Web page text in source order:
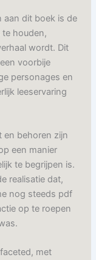
aan dit boek is de
houden,
wordt. Dit
voorbije
personages en
leeservaring
en behoren zijn
een manier
te begrijpen is.
realisatie dat,
nog steeds pdf
op te roepen
met